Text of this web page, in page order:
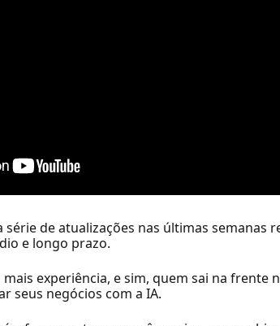
de atualizações nas últimas
e longo prazo.
experiência, e sim, quem sai na
seus negócios com a IA.